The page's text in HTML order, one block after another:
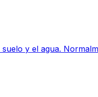
y el agua.